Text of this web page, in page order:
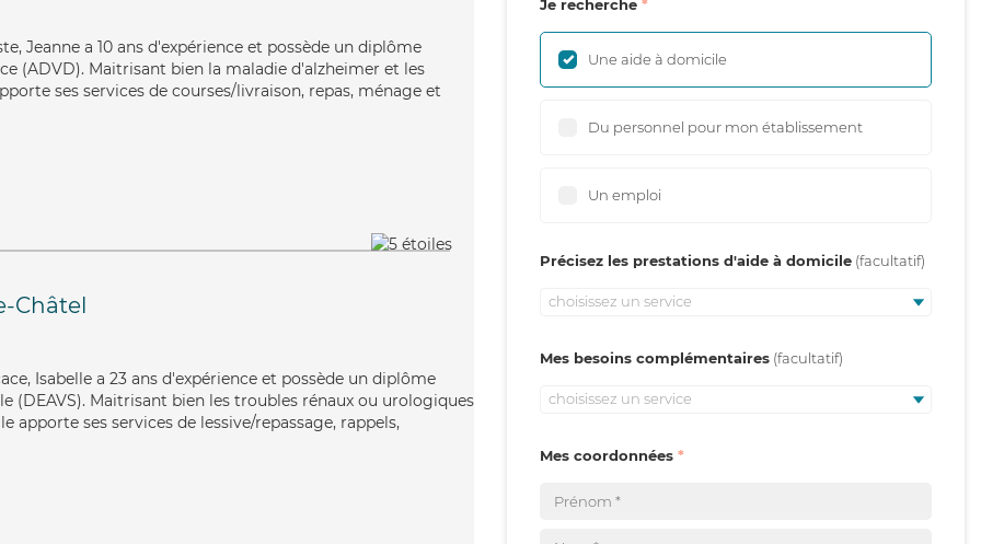
Jeanne a 10 ans d'expérience et possède un diplôme
(ADVD). Maitrisant bien la maladie d'alzheimer et les
ses services de courses/livraison, repas, ménage et
Châtel
Isabelle a 23 ans d'expérience et possède un diplôme
(DEAVS). Maitrisant bien les troubles rénaux ou urologiques
apporte ses services de lessive/repassage, rappels,
Je recherche
Une aide à domicile
Du personnel pour mon établissement
Un emploi
Précisez les prestations d'aide à domicile
choisissez un service
Mes besoins complémentaires
choisissez un service
Mes coordonnées